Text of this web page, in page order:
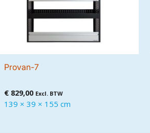
Provan-7
€ 829,00 Excl. BTW
139 × 39 × 155 cm